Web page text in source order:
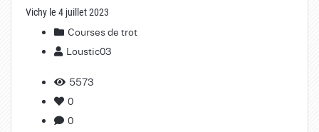
Vichy le 4 juillet 2023
Courses de trot
Loustic03
5573
0
0